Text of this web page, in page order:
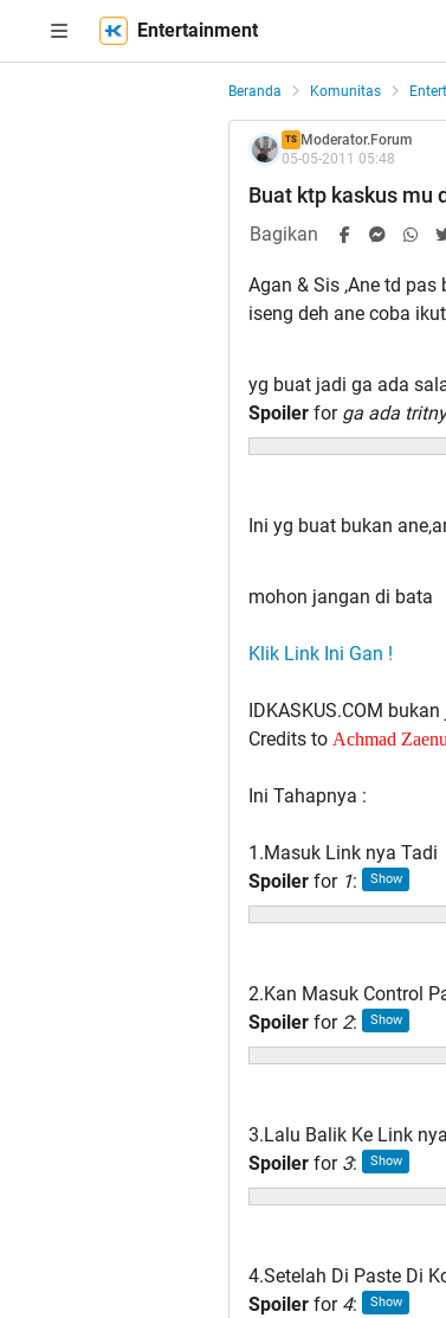
Entertainment
Beranda Komunitas
TS Moderator.Forum
05-05-2011 05:48
Buat ktp kaskus mu
Bagikan
Agan & Sis ,Ane td
iseng deh ane coba
yg buat jadi ga ada
Spoiler for ga ada
Ini yg buat bukan
mohon jangan di bata
Klik Link Ini Gan !
IDKASKUS.COM
Credits to Achmad
Ini Tahapnya :
1.Masuk Link nya Tadi
Spoiler for 1:
2.Kan Masuk Control
Spoiler for 2:
3.Lalu Balik Ke Link
Spoiler for 3:
4.Setelah Di Paste Di
Spoiler for 4: